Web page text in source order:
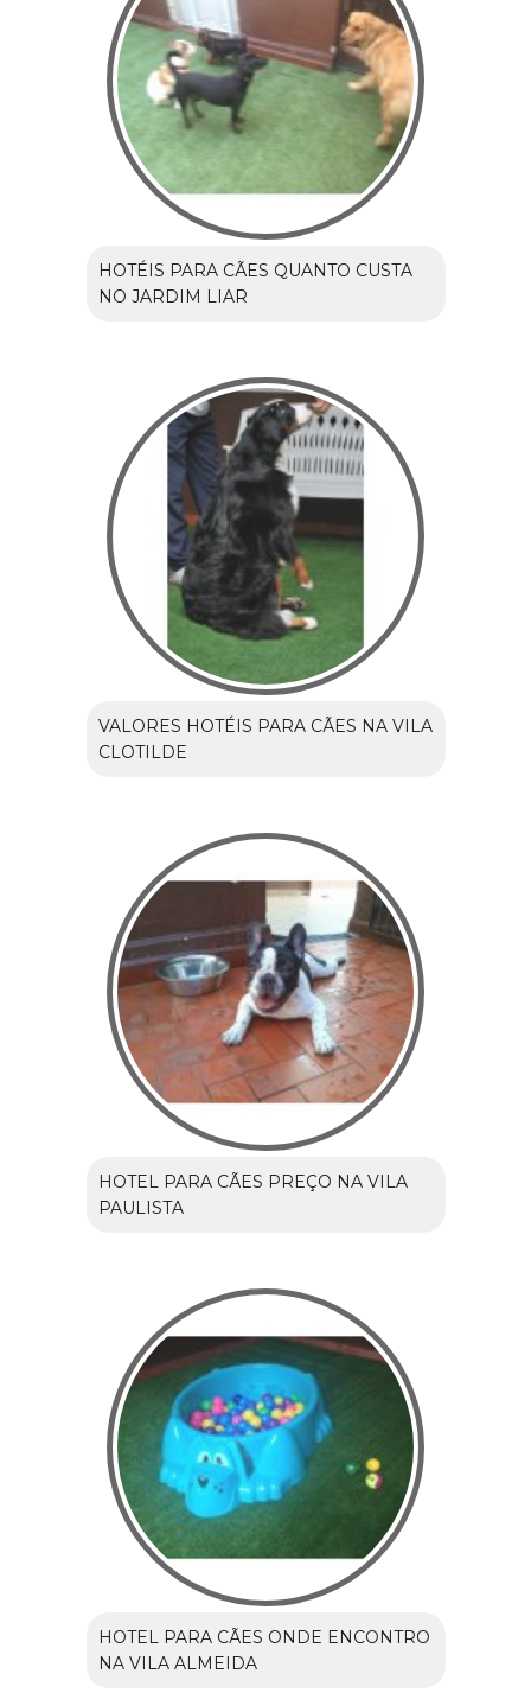
HOTÉIS PARA CÃES QUANTO CUSTA
NO JARDIM LIAR
VALORES HOTÉIS PARA CÃES NA VILA
CLOTILDE
HOTEL PARA CÃES PREÇO NA VILA
PAULISTA
HOTEL PARA CÃES ONDE ENCONTRO
NA VILA ALMEIDA